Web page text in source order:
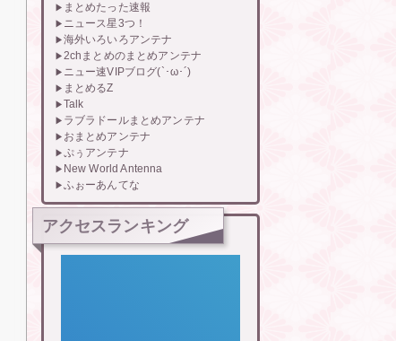
まとめたった速報
ニュース星3つ！
海外いろいろアンテナ
2chまとめのまとめアンテナ
ニュー速VIPブログ(`･ω･´)
まとめるZ
Talk
ラブラドールまとめアンテナ
おまとめアンテナ
ぷぅアンテナ
New World Antenna
ふぉーあんてな
アクセスランキング